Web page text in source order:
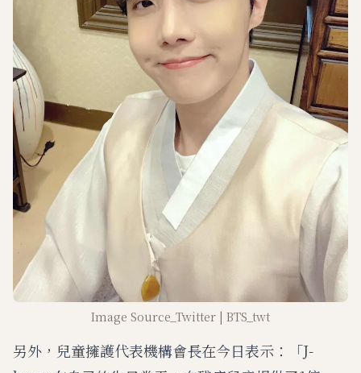
Image Source_Twitter | BTS_twt
另外，兒童擁護代表機構會長在今日表示：「J-